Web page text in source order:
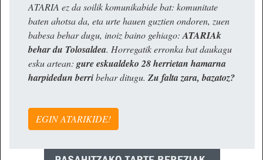
ATARIA ez da soilik komunikabide bat: komunitate
baten ahotsa da, eta urte hauen guztien ondoren, zuen
babesa behar dugu, inoiz baino gehiago:ATARIAk
behar du Tolosaldea. Horregatik erronka bat daukagu
esku artean: gure eskualdeko 28 herrietan hamarna
harpidedun berribehar ditugu. Zu falta zara, bazatoz?
EGIN ATARIKIDE!